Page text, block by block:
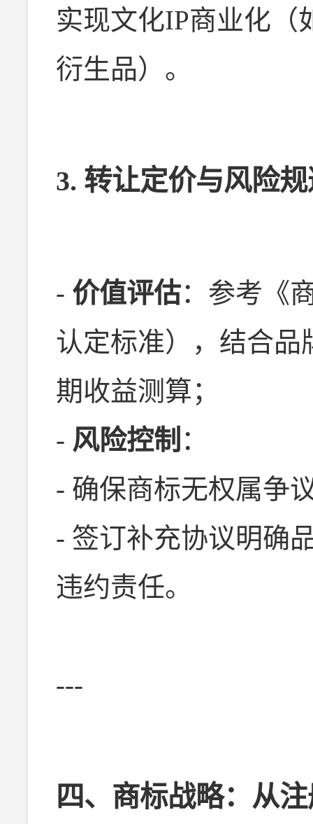
实现文化IP商业化（
衍生品）。
3. 转让定价与风险
- 价值评估：参考《
认定标准），结合品
期收益测算；
- 风险控制 ：
- 确保商标无权属争
- 签订补充协议明确
违约责任。
---
四、商标战略：从